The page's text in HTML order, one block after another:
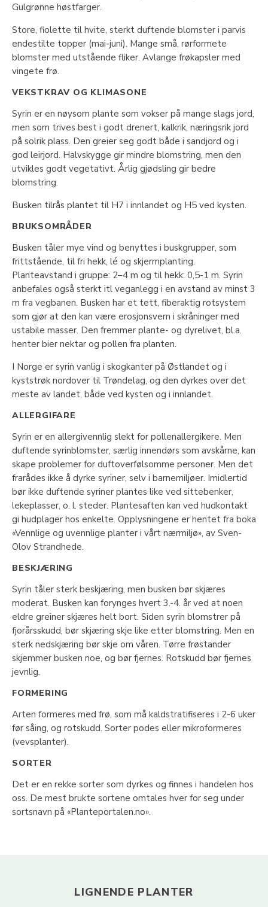
Gulgrønne høstfarger.
Store, fiolette til hvite, sterkt duftende blomster i parvis
endestilte topper (mai-juni). Mange små, rørformete
blomster med utstående fliker. Avlange frøkapsler med
vingete frø.
VEKSTKRAV OG KLIMASONE
Syrin er en nøysom plante som vokser på mange slags jord,
men som trives best i godt drenert, kalkrik, næringsrik jord
på solrik plass. Den greier seg godt både i sandjord og i
god leirjord. Halvskygge gir mindre blomstring, men den
utvikles godt vegetativt. Årlig gjødsling gir bedre
blomstring.
Busken tilrås plantet til H7 i innlandet og H5 ved kysten.
BRUKSOMRÅDER
Busken tåler mye vind og benyttes i buskgrupper, som
frittstående, til fri hekk, lé og skjermplanting.
Planteavstand i gruppe: 2–4 m og til hekk: 0,5-1 m. Syrin
anbefales også sterkt itl veganlegg i en avstand av minst 3
m fra vegbanen. Busken har et tett, fiberaktig rotsystem
som gjør at den kan være erosjonsvern i skråninger med
ustabile masser. Den fremmer plante- og dyrelivet, bl.a.
henter bier nektar og pollen fra planten.
I Norge er syrin vanlig i skogkanter på Østlandet og i
kyststrøk nordover til Trøndelag, og den dyrkes over det
meste av landet, både ved kysten og i innlandet.
ALLERGIFARE
Syrin er en allergivennlig slekt for pollenallergikere. Men
duftende syrinblomster, særlig innendørs som avskårne, kan
skape problemer for duftoverfølsomme personer. Men det
frarådes ikke å dyrke syriner, selv i barnemiljøer. Imidlertid
bør ikke duftende syriner plantes like ved sittebenker,
lekeplasser, o. l. steder. Plantesaften kan ved hudkontakt
gi hudplager hos enkelte. Opplysningene er hentet fra boka
«Vennlige og uvennlige planter i vårt nærmiljø», av Sven-
Olov Strandhede.
BESKJÆRING
Syrin tåler sterk beskjæring, men busken bør skjæres
moderat. Busken kan forynges hvert 3.-4. år ved at noen
eldre greiner skjæres helt bort. Siden syrin blomstrer på
fjorårsskudd, bør skjæring skje like etter blomstring. Men en
sterk nedskjæring bør skje om våren. Tørre frøstander
skjemmer busken noe, og bør fjernes. Rotskudd bør fjernes
jevnlig.
FORMERING
Arten formeres med frø, som må kaldstratifiseres i 2-6 uker
før såing, og rotskudd. Sorter podes eller mikroformeres
(vevsplanter).
SORTER
Det er en rekke sorter som dyrkes og finnes i handelen hos
oss. De mest brukte sortene omtales hver for seg under
sortsnavn på «Planteportalen.no».
LIGNENDE PLANTER